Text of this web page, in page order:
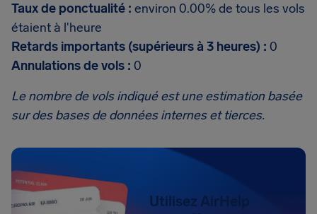
Taux de ponctualité : environ 0.00% de tous les vols
étaient à l'heure
Retards importants (supérieurs à 3 heures) : 0
Annulations de vols : 0
Le nombre de vols indiqué est une estimation basée
sur des bases de données internes et tierces.
Utilisez AirHelp